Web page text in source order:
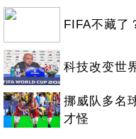
FIFA不藏了
科技改变世
挪威队多名
才怪